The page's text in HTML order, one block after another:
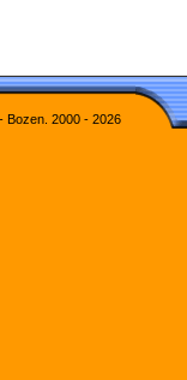
Bozen. 2000 - 2026